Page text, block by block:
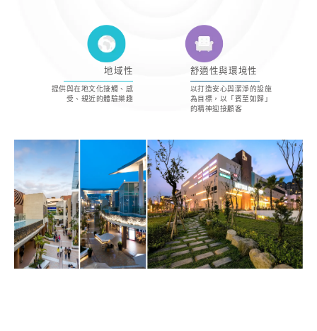
地域性
提供與在地文化接觸、感
受、親近的體驗樂趣
舒適性與環境性
以打造安心與潔淨的設施
為目標，以「賓至如歸」
的精神迎接顧客